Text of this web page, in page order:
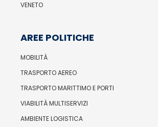
VENETO
AREE POLITICHE
MOBILITÀ
TRASPORTO AEREO
TRASPORTO MARITTIMO E PORTI
VIABILITÀ MULTISERVIZI
AMBIENTE LOGISTICA